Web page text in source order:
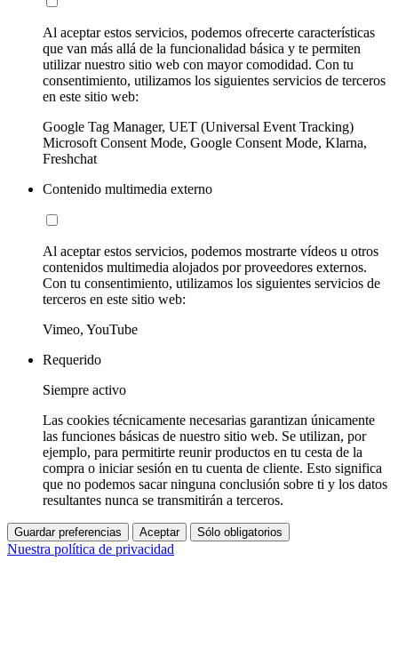
Al aceptar estos servicios, podemos ofrecerte características
que van más allá de la funcionalidad básica y te permiten
utilizar nuestro sitio web con mayor comodidad. Con tu
consentimiento, utilizamos los siguientes servicios de terceros
en este sitio web:
Google Tag Manager, UET (Universal Event Tracking)
Microsoft Consent Mode, Google Consent Mode, Klarna,
Freshchat
Contenido multimedia externo
Al aceptar estos servicios, podemos mostrarte vídeos u otros
contenidos multimedia alojados por proveedores externos.
Con tu consentimiento, utilizamos los siguientes servicios de
terceros en este sitio web:
Vimeo, YouTube
Requerido
Siempre activo
Las cookies técnicamente necesarias garantizan únicamente
las funciones básicas de nuestro sitio web. Se utilizan, por
ejemplo, para permitirte reunir productos en tu cesta de la
compra o iniciar sesión en tu cuenta de cliente. Esto significa
que no podemos sacar ninguna conclusión sobre ti y los datos
resultantes nunca se transmitirán a terceros.
Guardar preferencias Aceptar Sólo obligatorios
Nuestra política de privacidad